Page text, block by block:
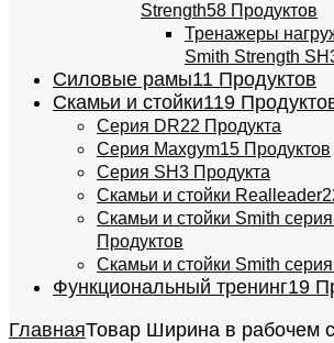
Strength58 Продуктов
Тренажеры
Smith Strength SH
Силовые рамы11 Продуктов
Скамьи и стойки119
Серия DR22 Продукта
Серия Maxgym15 Продуктов
Серия SH3 Продукта
Скамьи и стойки Realleader
Скамьи и стойки Smith
Продуктов
Скамьи и стойки Smith
Функциональный тренинг19
ГлавнаяТовар Ширина в рабочем